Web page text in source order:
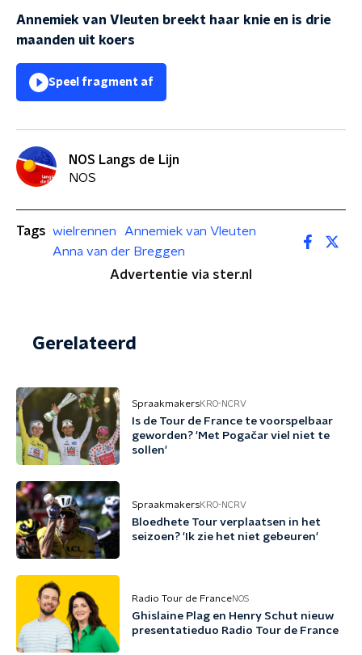
Annemiek van Vleuten breekt haar knie en is drie
maanden uit koers
Speel fragment af
NOS Langs de Lijn
NOS
Tags wielrennen
Annemiek van Vleuten
Anna van der Breggen
Advertentie via ster.nl
Gerelateerd
SpraakmakersKRO-NCRV
Is de Tour de France te voorspelbaar
geworden? 'Met Pogačar viel niet te
sollen'
SpraakmakersKRO-NCRV
Bloedhete Tour verplaatsen in het
seizoen? 'Ik zie het niet gebeuren'
Radio Tour de FranceNOS
Ghislaine Plag en Henry Schut nieuw
presentatieduo Radio Tour de France